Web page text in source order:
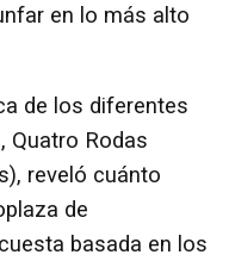
en lo más alto
de los diferentes
Quatro Rodas
reveló cuánto
de
basada en los